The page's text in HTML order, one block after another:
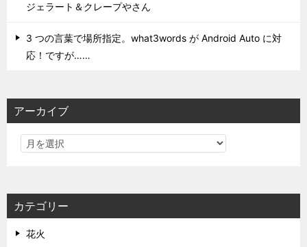
ジェラート＆クレープやさん
3 つの言葉で場所指定。what3words が Android Auto に対
応！ですが……
アーカイブ
カテゴリー
花火